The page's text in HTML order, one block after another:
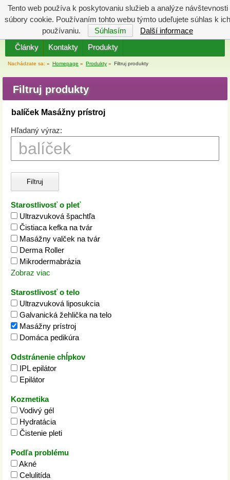
Filtruj produkty
balíček Masážny prístroj
Hľadaný výraz:
Starostlivosť o pleť
Ultrazvuková špachtľa
Čistiaca kefka na tvár
Masážny valček na tvár
Derma Roller
Mikrodermabrázia
Zobraz viac
Starostlivosť o telo
Ultrazvuková liposukcia
Galvanická žehlička na telo
Masážny prístroj
Domáca pedikúra
Odstránenie chĺpkov
IPL epilátor
Epilátor
Kozmetika
Vodivý gél
Hydratácia
Čistenie pleti
Podľa problému
Akné
Celulitída
Články Kontakty Produkty
Nachádzate sa: » Homepage » Produkty » Filtruj produkty
Tento web používa k poskytovaniu služieb a analýze návštevnosti
súbory cookie. Používaním tohto webu týmto udeľujete súhlas k ich
používaniu.
Súhlasím Další informace
Váš košík
Katalóg